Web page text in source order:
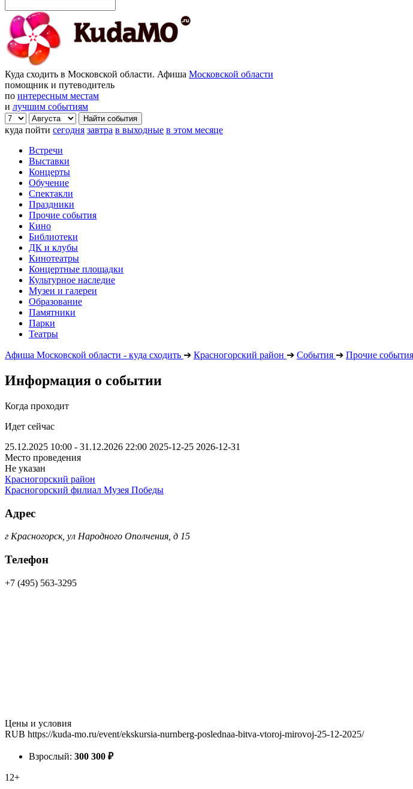
Куда сходить в Московской области. Афиша Московской области
помощник и путеводитель
по интересным местам
и лучшим событиям
куда пойти сегодня завтра в выходные в этом месяце
Встречи
Выставки
Концерты
Обучение
Спектакли
Праздники
Прочие события
Кино
Библиотеки
ДК и клубы
Кинотеатры
Концертные площадки
Культурное наследие
Музеи и галереи
Образование
Памятники
Парки
Театры
Афиша Московской области - куда сходить ➔ Красногорский район ➔ События ➔ Прочие события
Информация о событии
Когда проходит
Идет сейчас
25.12.2025 10:00 - 31.12.2026 22:00 2025-12-25 2026-12-31
Место проведения
Не указан
Красногорский район
Красногорский филиал Музея Победы
Адрес
г Красногорск, ул Народного Ополчения, д 15
Телефон
+7 (495) 563-3295
Цены и условия
RUB https://kuda-mo.ru/event/ekskursia-nurnberg-poslednaa-bitva-vtoroj-mirovoj-25-12-2025/
Взрослый: 300 300 ₽
12+